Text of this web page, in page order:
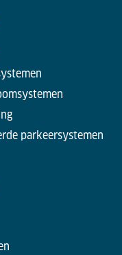
parkeersystemen